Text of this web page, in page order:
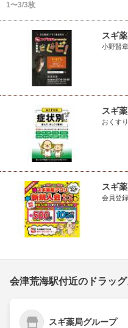
1〜3/3枚
スギ
小野賢
スギ
おくす
スギ
会員登
会津荒海駅付近のドラッ
スギ薬局グループ